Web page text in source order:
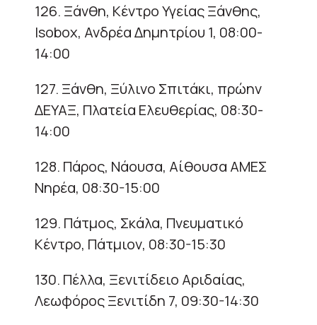
126. Ξάνθη, Κέντρο Υγείας Ξάνθης,
Isobox, Ανδρέα Δημητρίου 1, 08:00-
14:00
127. Ξάνθη, Ξύλινο Σπιτάκι, πρώην
ΔΕΥΑΞ, Πλατεία Ελευθερίας, 08:30-
14:00
128. Πάρος, Νάουσα, Αίθουσα ΑΜΕΣ
Νηρέα, 08:30-15:00
129. Πάτμος, Σκάλα, Πνευματικό
Κέντρο, Πάτμιον, 08:30-15:30
130. Πέλλα, Ξενιτίδειο Αριδαίας,
Λεωφόρος Ξενιτίδη 7, 09:30-14:30